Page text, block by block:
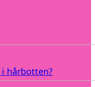
hårbotten?